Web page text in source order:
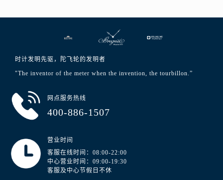
澳门省路氹城市金光大道宝玑售后服务中心（需提前预约）
时计发明先驱，陀飞轮的发明者
"The inventor of the meter when the invention, the tourbillon.”
网点服务热线
400-886-1507
营业时间
客服在线时间：08:00-22:00
中心营业时间：09:00-19:30
客服及中心节假日不休